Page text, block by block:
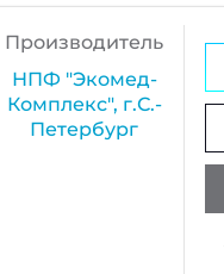
Производитель
НПФ "Экомед-
Комплекс", г.С.-
Петербург